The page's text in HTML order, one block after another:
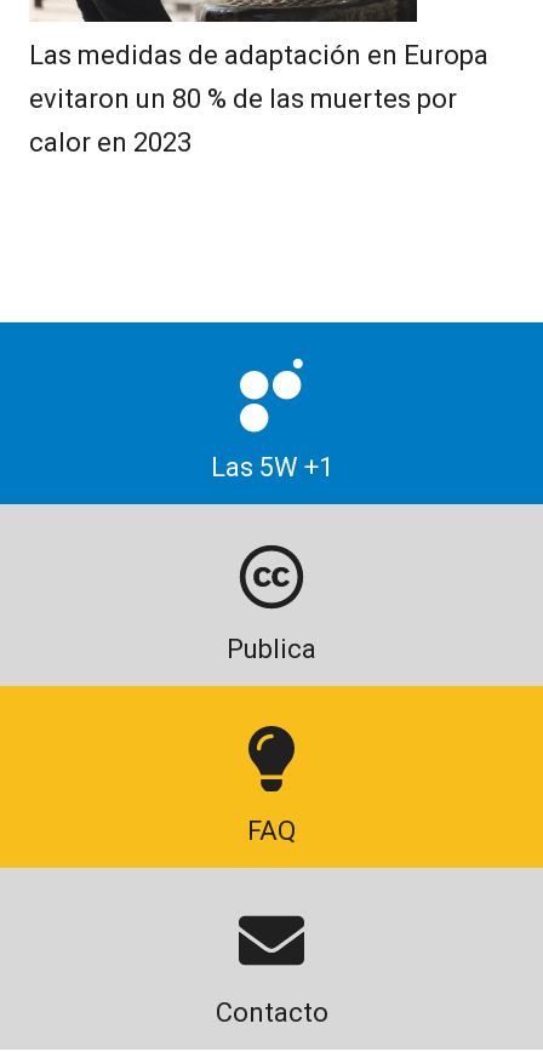
Las medidas de adaptación en Europa
evitaron un 80 % de las muertes por
calor en 2023
Las 5W +1
Publica
FAQ
Contacto